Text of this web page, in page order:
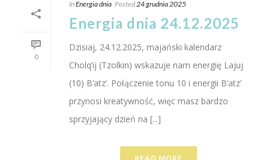
0
InEnergia dnia Posted 24 grudnia 2025
Energia dnia 24.12.2025
Dzisiaj, 24.12.2025, majański kalendarz
Cholq’ij (Tzolkin) wskazuje nam energię Lajuj
(10) B’atz’. Połączenie tonu 10 i energii B’atz’
przynosi kreatywność, więc masz bardzo
sprzyjający dzień na [...]
READ MORE